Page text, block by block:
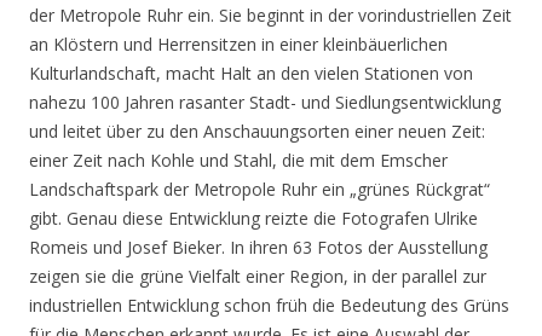
der Metropole Ruhr ein. Sie beginnt in der vorindustriellen Zeit
an Klöstern und Herrensitzen in einer kleinbäuerlichen
Kulturlandschaft, macht Halt an den vielen Stationen von
nahezu 100 Jahren rasanter Stadt- und Siedlungsentwicklung
und leitet über zu den Anschauungsorten einer neuen Zeit:
einer Zeit nach Kohle und Stahl, die mit dem Emscher
Landschaftspark der Metropole Ruhr ein „grünes Rückgrat“
gibt. Genau diese Entwicklung reizte die Fotografen Ulrike
Romeis und Josef Bieker. In ihren 63 Fotos der Ausstellung
zeigen sie die grüne Vielfalt einer Region, in der parallel zur
industriellen Entwicklung schon früh die Bedeutung des Grüns